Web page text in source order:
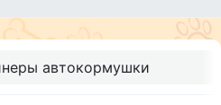
автокормушки